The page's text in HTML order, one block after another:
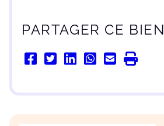
PARTAGER CE BIEN